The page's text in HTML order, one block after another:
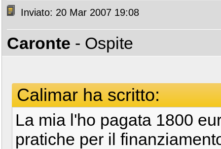
Inviato: 20 Mar 2007 19:08
Caronte - Ospite
Calimar ha scritto:
La mia l'ho pagata 1800
pratiche per il